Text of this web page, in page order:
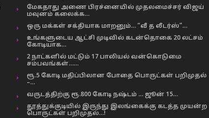
மேகதாது அணை பிரச்னையில் முதலமைச்சர் விஜய்
மவுனம் கலைக்க…
ஒரு மக்கள் சக்தியாக மாறனும்… “வீ த லீடர்ஸ்”…
உங்களுடைய ஆட்சி முடிவில் கடன்தொகை 20 லட்சம்
கோடியாக…
2 நாட்களில் மட்டும் 17 பாலியல் வன்கொடுமை
சம்பவங்கள்……
ரூ.5 கோடி மதிப்பிலான போதை பொருட்கள் பறிமுதல்
–…
வருடத்திற்கு ரூ.800 கோடி நஷ்டம் … ஜூன் 15…
தூத்துக்குடியில் இருந்து இலங்கைக்கு கடத்த முயன்ற
பொருட்கள் பறிமுதல்…!